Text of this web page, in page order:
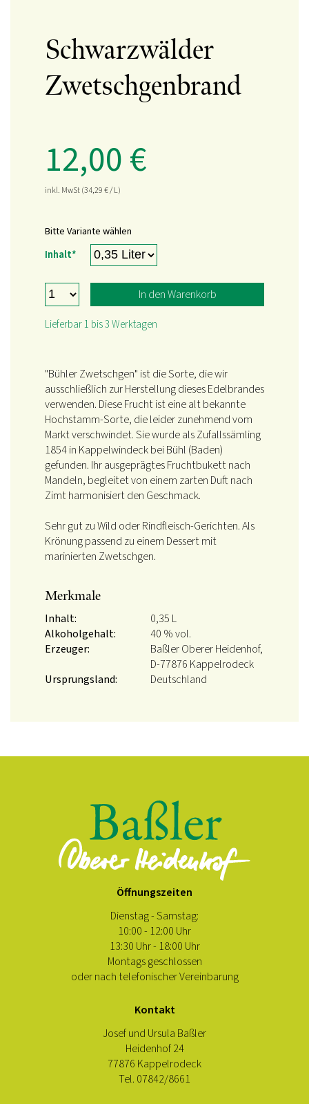
Schwarzwälder
Zwetschgenbrand
12,00€
inkl. MwSt(34,29€/ L)
Bitte Variante wählen
Pflichtfeld
Inhalt*
In den Warenkorb
Lieferbar 1 bis 3 Werktagen
"Bühler Zwetschgen" ist die Sorte, die wir
ausschließlich zur Herstellung dieses Edelbrandes
verwenden. Diese Frucht ist eine alt bekannte
Hochstamm-Sorte, die leider zunehmend vom
Markt verschwindet. Sie wurde als Zufallssämling
1854 in Kappelwindeck bei Bühl (Baden)
gefunden. Ihr ausgeprägtes Fruchtbukett nach
Mandeln, begleitet von einem zarten Duft nach
Zimt harmonisiert den Geschmack.
Sehr gut zu Wild oder Rindfleisch-Gerichten. Als
Krönung passend zu einem Dessert mit
marinierten Zwetschgen.
Merkmale
Inhalt:
0,35 L
Alkoholgehalt:
40 % vol.
Erzeuger:
Baßler Oberer Heidenhof,
D-77876 Kappelrodeck
Ursprungsland:
Deutschland
Öffnungszeiten
Dienstag - Samstag:
10:00 - 12:00 Uhr
13:30 Uhr - 18:00 Uhr
Montags geschlossen
oder nach telefonischer Vereinbarung
Kontakt
Josef und Ursula Baßler
Heidenhof 24
77876 Kappelrodeck
Tel. 07842/8661